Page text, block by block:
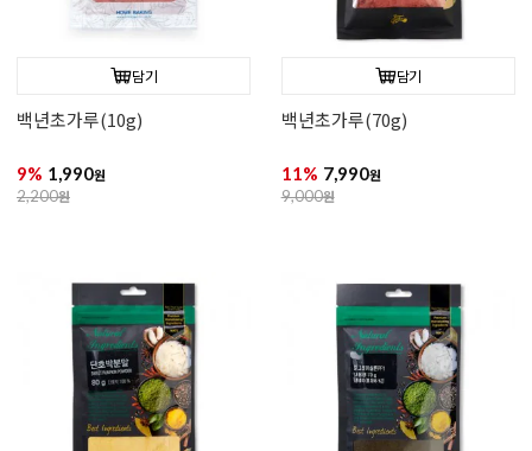
담기
백년초가루(10g)
9% 1,990원
2,200원
담기
백년초가루(70g)
11% 7,990원
9,000원